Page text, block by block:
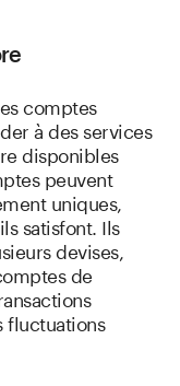
comptes
à des services
disponibles
peuvent
uniques,
satisfont. Ils
devises,
de
fluctuations